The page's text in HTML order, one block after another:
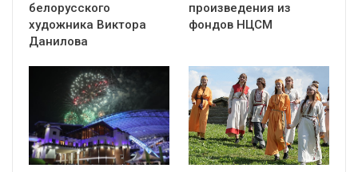
белорусского
художника Виктора
Данилова
произведения из
фондов НЦСМ